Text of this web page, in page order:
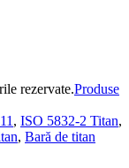
rezervate.Produse
, ISO 5832-2 Titan,
, Bară de titan